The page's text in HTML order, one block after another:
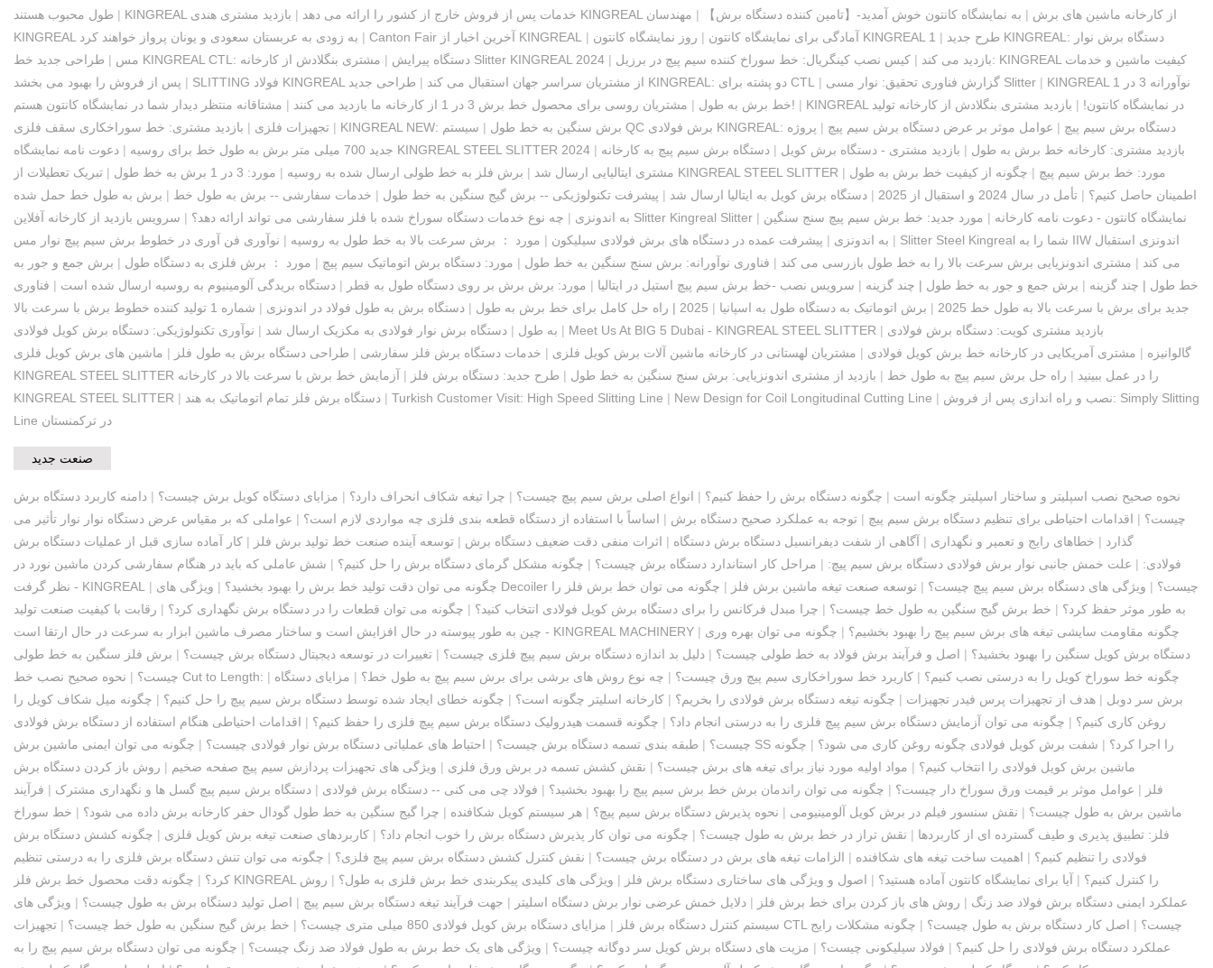
طول محبوب هستند | KINGREAL خدمات پس از فروش خارج از کشور را ارائه می دهد | بازدید مشتری هندی KINGREAL از کارخانه ماشین های برش | به نمایشگاه کانتون خوش آمدید-【تامین کننده دستگاه برش】 | مهندسان
KINGREAL به زودی به عربستان سعودی و یونان پرواز خواهند کرد | Canton Fair آخرین اخبار از KINGREAL | آمادگی برای نمایشگاه کانتون | روز نمایشگاه کانتون KINGREAL 1 | طرح جدید KINGREAL: دستگاه برش نوار
مس | طراحی جدید خط KINGREAL CTL: دستگاه پیرایش | مشتری بنگلادش از کارخانه Slitter KINGREAL بازدید می کند | کیس نصب کینگریال: خط سوراخ کننده سیم پیچ در برزیل | 2024: KINGREAL کیفیت ماشین و خدمات
پس از فروش را بهبود می بخشد | SLITTING فولاد KINGREAL از مشتریان سراسر جهان استقبال می کند | طراحی جدید KINGREAL: دو پشته برای CTL | گزارش فناوری تحقیق: نوار مسی Slitter | KINGREAL نوآورانه 3 در 1
خط برش به طول | مشتریان روسی برای محصول خط برش 3 در 1 از کارخانه ما بازدید می کنند | مشتاقانه منتظر دیدار شما در نمایشگاه کانتون هستم! | KINGREAL در نمایشگاه کانتون! | بازدید مشتری بنگلادش از کارخانه تولید
تجهیزات فلزی | بازدید مشتری: خط سوراخکاری سقف فلزی | KINGREAL NEW: برش سنگین به خط طول | سیستم QC برش فولادی KINGREAL: دستگاه برش سیم پیچ | عوامل موثر بر عرض دستگاه برش سیم پیچ | پروژه
جدید 700 میلی متر برش به طول خط برای روسیه
| دعوت نامه نمایشگاه KINGREAL STEEL SLITTER 2024 | بازدید مشتری: کارخانه خط برش به طول | بازدید مشتری - دستگاه برش کویل | دستگاه برش سیم پیچ به کارخانه
مشتری ایتالیایی ارسال شد | برش فلز به خط طولی ارسال شده به روسیه | مورد: 3 در 1 برش به خط طول | تبریک تعطیلات از KINGREAL STEEL SLITTER | مورد: خط برش سیم پیچ | چگونه از کیفیت خط برش به طول
اطمینان حاصل کنیم؟ | تأمل در سال 2024 و استقبال از 2025 | دستگاه برش کویل به ایتالیا ارسال شد | پیشرفت تکنولوژیکی -- برش گیج سنگین به خط طول | خدمات سفارشی -- برش به طول خط | برش به طول خط حمل شده
به اندونزی | چه نوع خدمات دستگاه سوراخ شده با فلز سفارشی می تواند ارائه دهد؟ | سرویس بازدید از کارخانه آفلاین Slitter Kingreal Slitter | نمایشگاه کانتون - دعوت نامه کارخانه | مورد جدید: خط برش سیم پیچ سنج سنگین
به اندونزی | پیشرفت عمده در دستگاه های برش فولادی سیلیکون | مورد ： برش سرعت بالا به خط طول به روسیه | نوآوری فن آوری در خطوط برش سیم پیچ نوار مس | Slitter Steel Kingreal شما را به IIW اندونزی استقبال
می کند | مشتری اندونزیایی برش سرعت بالا را به خط طول بازرسی می کند | فناوری نوآورانه: برش سنج سنگین به خط طول | مورد: دستگاه برش اتوماتیک سیم پیچ | مورد ： برش فلزی به دستگاه طول | برش جمع و جور به
خط طول | چند گزینه | برش جمع و جور به خط طول | چند گزینه | سرویس نصب -خط برش سیم پیچ استیل در ایتالیا | مورد: برش برش بر روی دستگاه طول به قطر | دستگاه بریدگی آلومینیوم به روسیه ارسال شده است | فناوری
جدید برای برش با سرعت بالا به طول خط 2025
| برش اتوماتیک به دستگاه طول به اسپانیا | 2025 | راه حل کامل برای خط برش به طول | دستگاه برش به طول فولاد در اندونزی |
شماره 1 تولید کننده خطوط برش با سرعت بالا
به طول | دستگاه برش نوار فولادی به مکزیک ارسال شد | نوآوری تکنولوژیکی: دستگاه برش کویل فولادی | Meet Us At BIG 5 Dubai - KINGREAL STEEL SLITTER | بازدید مشتری کویت: دستگاه برش فولادی
گالوانیزه | مشتری آمریکایی در کارخانه خط برش کویل فولادی | مشتریان لهستانی در کارخانه ماشین آلات برش کویل فلزی | خدمات دستگاه برش فلز سفارشی | طراحی دستگاه برش به طول فلز | ماشین های برش کویل فلزی
KINGREAL STEEL SLITTER را در عمل ببینید | راه حل برش سیم پیچ به طول خط | بازدید از مشتری اندونزیایی: برش سنج سنگین به خط طول | طرح جدید: دستگاه برش فلز | آزمایش خط برش با سرعت بالا در کارخانه
KINGREAL STEEL SLITTER | دستگاه برش فلز تمام اتوماتیک به هند | Turkish Customer Visit: High Speed Slitting Line | New Design for Coil Longitudinal Cutting Line | نصب و راه اندازی پس از فروش: Simply Slitting
Line در ترکمنستان
صنعت جدید
نحوه صحیح نصب اسپلیتر و ساختار اسپلیتر چگونه است | چگونه دستگاه برش را حفظ کنیم؟ | انواع اصلی برش سیم پیچ چیست؟ | چرا تیغه شکاف انحراف دارد؟ | مزایای دستگاه کویل برش چیست؟ | دامنه کاربرد دستگاه برش
چیست؟ | اقدامات احتیاطی برای تنظیم دستگاه برش سیم پیچ | توجه به عملکرد صحیح دستگاه برش | اساساً با استفاده از دستگاه قطعه بندی فلزی چه مواردی لازم است؟ | عواملی که بر مقیاس عرض دستگاه نوار نوار تأثیر می
گذارد | خطاهای رایج و تعمیر و نگهداری | آگاهی از شفت دیفرانسیل دستگاه برش دستگاه | اثرات منفی دقت ضعیف دستگاه برش | توسعه آینده صنعت خط تولید برش فلز | کار آماده سازی قبل از عملیات دستگاه برش
فولادی: | علت خمش جانبی نوار برش فولادی دستگاه برش سیم پیچ: | مراحل کار استاندارد دستگاه برش چیست؟ | چگونه مشکل گرمای دستگاه برش را حل کنیم؟ | شش عاملی که باید در هنگام سفارشی کردن ماشین نورد در
نظر گرفت - KINGREAL
| چگونه می توان دقت تولید خط برش را بهبود بخشید؟ | ویژگی های Decoiler چیست؟ | ویژگی های دستگاه برش سیم پیچ چیست؟ | توسعه صنعت تیغه ماشین برش فلز | چگونه می توان خط برش فلز را
به طور موثر حفظ کرد؟ | خط برش گیج سنگین به طول خط چیست؟ | چرا مبدل فرکانس را برای دستگاه برش کویل فولادی انتخاب کنید؟ | چگونه می توان قطعات را در دستگاه برش نگهداری کرد؟ | رقابت با کیفیت صنعت تولید
چین به طور پیوسته در حال افزایش است و ساختار مصرف ماشین ابزار به سرعت در حال ارتقا است - KINGREAL MACHINERY | چگونه مقاومت سایشی تیغه های برش سیم پیچ را بهبود بخشیم؟ | چگونه می توان بهره وری
دستگاه برش کویل سنگین را بهبود بخشید؟ | اصل و فرآیند برش فولاد به خط طولی چیست؟ | دلیل بد اندازه دستگاه برش سیم پیچ فلزی چیست؟ | تغییرات در توسعه دیجیتال دستگاه برش چیست؟ | برش فلز سنگین به خط طولی
چیست؟ | نحوه صحیح نصب خط Cut to Length: | چگونه خط سوراخ کویل را به درستی نصب کنیم؟ | کاربرد خط سوراخکاری سیم پیچ ورق چیست؟ | چه نوع روش های برشی برای برش سیم پیچ به طول خط؟ | مزایای دستگاه
برش سر دوبل | هدف از تجهیزات پرس فیدر تجهیزات | چگونه تیغه دستگاه برش فولادی را بخریم؟ | کارخانه اسلیتر چگونه است؟ | چگونه خطای ایجاد شده توسط دستگاه برش سیم پیچ را حل کنیم؟ | چگونه میل شکاف کویل را
روغن کاری کنیم؟ | چگونه می توان آزمایش دستگاه برش سیم پیچ فلزی را به درستی انجام داد؟ | چگونه قسمت هیدرولیک دستگاه برش سیم پیچ فلزی را حفظ کنیم؟ | اقدامات احتیاطی هنگام استفاده از دستگاه برش فولادی
چیست؟ | طبقه بندی تسمه دستگاه برش چیست؟ | احتیاط های عملیاتی دستگاه برش نوار فولادی چیست؟ | چگونه می توان ایمنی ماشین برش SS را اجرا کرد؟ | شفت برش کویل فولادی چگونه روغن کاری می شود؟ | چگونه
ماشین برش کویل فولادی را انتخاب کنیم؟ | مواد اولیه مورد نیاز برای تیغه های برش چیست؟ | نقش کشش تسمه در برش ورق فلزی | ویژگی های تجهیزات پردازش سیم پیچ صفحه ضخیم | روش باز کردن دستگاه برش
فلز | عوامل موثر بر قیمت ورق سوراخ دار چیست؟ | چگونه می توان راندمان برش خط برش سیم پیچ را بهبود بخشید؟ | فولاد چی می کنی -- دستگاه برش فولادی | دستگاه برش سیم پیچ گسل ها و نگهداری مشترک | فرآیند
ماشین برش به طول چیست؟ | نقش سنسور فیلم در برش کویل آلومینیومی | نحوه پذیرش دستگاه برش سیم پیچ؟ | هر سیستم کویل شکافنده | چرا گیج سنگین به خط طول گودال حفر کارخانه برش داده می شود؟ | خط سوراخ
فلز: تطبیق پذیری و طیف گسترده ای از کاربردها | نقش تراز در خط برش به طول چیست؟ | چگونه می توان کار پذیرش دستگاه برش را خوب انجام داد؟ | کاربردهای صنعت تیغه برش کویل فلزی | چگونه کشش دستگاه برش
فولادی را تنظیم کنیم؟ | اهمیت ساخت تیغه های شکافنده | الزامات تیغه های برش در دستگاه برش چیست؟ | نقش کنترل کشش دستگاه برش سیم پیچ فلزی؟ | چگونه می توان تنش دستگاه برش فلزی را به درستی تنظیم
کرد؟ | چگونه دقت محصول خط برش فلز KINGREAL را کنترل کنیم؟ | آیا برای نمایشگاه کانتون آماده هستید؟ | اصول و ویژگی های ساختاری دستگاه برش فلز | ویژگی های کلیدی پیکربندی خط برش فلزی به طول؟ | روش
عملکرد ایمنی دستگاه برش فولاد ضد زنگ | روش های باز کردن برای خط برش فلز | دلایل خمش عرضی نوار برش دستگاه اسلیتر | جهت فرآیند تیغه دستگاه برش سیم پیچ | اصل تولید دستگاه برش به طول چیست؟ | ویژگی های
سیستم کنترل دستگاه برش فلز | مزایای دستگاه برش کویل فولادی 850 میلی متری چیست؟ | خط برش گیج سنگین به طول خط چیست؟ | تجهیزات CTL چیست؟ | اصل کار دستگاه برش به طول چیست؟ | چگونه مشکلات رایج
عملکرد دستگاه برش فولادی را حل کنیم؟ | فولاد سیلیکونی چیست؟ | مزیت های دستگاه برش کویل سر دوگانه چیست؟ | ویژگی های یک خط برش به طول فولاد ضد زنگ چیست؟ | چگونه می توان دستگاه برش سیم پیچ را به